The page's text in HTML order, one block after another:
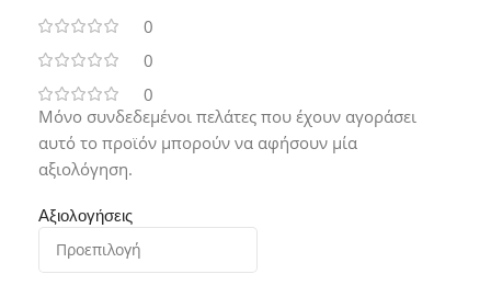
0
0
0
Αξιολογήσεις
Μόνο συνδεδεμένοι πελάτες που έχουν αγοράσει
αυτό το προϊόν μπορούν να αφήσουν μία
αξιολόγηση.